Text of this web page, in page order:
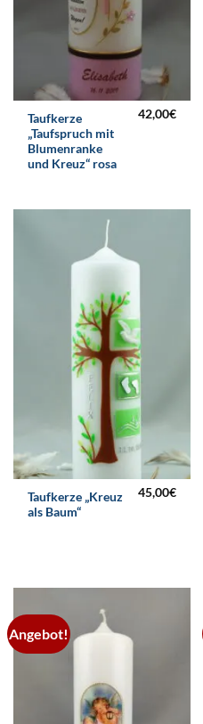
Taufkerze
„Taufspruch mit
Blumenranke
und Kreuz“ rosa
42,00€
Taufkerze „Kreuz
als Baum“
45,00€
Angebot!